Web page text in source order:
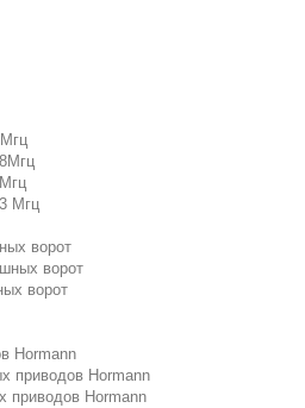
Мгц
ворот
ворот
ворот
Hormann
приводов Hormann
приводов Hormann